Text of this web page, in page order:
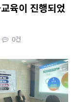
육이 진행되었
0건